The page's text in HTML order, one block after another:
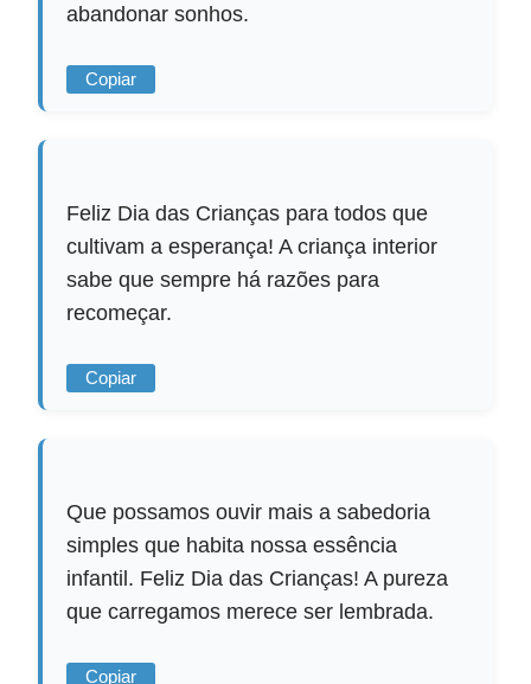
abandonar sonhos.
Copiar
Feliz Dia das Crianças para todos que
cultivam a esperança! A criança interior
sabe que sempre há razões para
recomeçar.
Copiar
Que possamos ouvir mais a sabedoria
simples que habita nossa essência
infantil. Feliz Dia das Crianças! A pureza
que carregamos merece ser lembrada.
Copiar